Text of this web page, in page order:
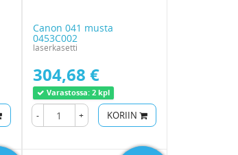
Canon 041 musta
0453C002
laserkasetti
304,68 €
Varastossa: 2 kpl
- + KORIIN